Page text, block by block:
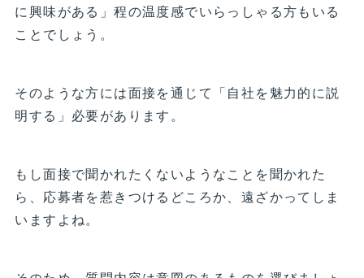
に興味がある」程の温度感でいらっしゃる方もいる
ことでしょう。
そのような方には面接を通じて「自社を魅力的に説
明する」必要があります。
もし面接で聞かれたくないようなことを聞かれた
ら、応募者を惹きつけるどころか、遠ざかってしま
いますよね。